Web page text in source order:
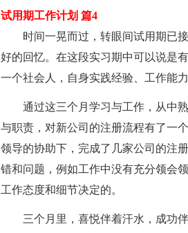
试用期工作计划 篇4
时间一晃而过，转眼间试用期已
好的回忆。在这段实习期中可以说是
一个社会人，自身实践经验、工作能
通过这三个月学习与工作，从中
与职责，对新公司的注册流程有了一
领导的协助下，完成了几家公司的注
错和问题，例如工作中没有充分领会
工作态度和细节决定的。
三个月里，喜悦伴着汗水，成功